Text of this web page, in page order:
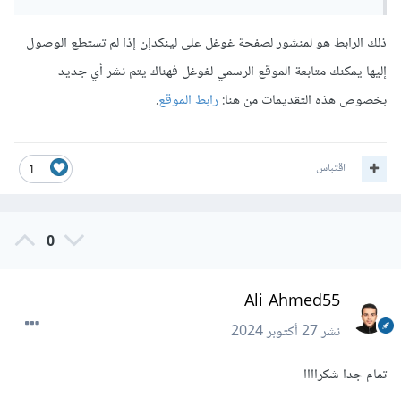
ذلك الرابط هو لمنشور لصفحة غوغل على لينكدإن إذا لم تستطع الوصول
إليها يمكنك متابعة الموقع الرسمي لغوغل فهناك يتم نشر أي جديد
بخصوص هذه التقديمات من هنا: رابط الموقع.
1 اقتباس
0
Ali Ahmed55
نشر27 أكتوبر 2024
تمام جدا شكراااا